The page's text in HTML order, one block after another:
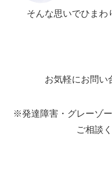
そんな思いでひまわ
お気軽にお問い
※発達障害・グレーゾ
ご相談